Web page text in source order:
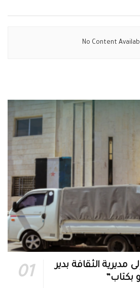
No Content
إلى مديرية الثقافة بدير
بكتاب”